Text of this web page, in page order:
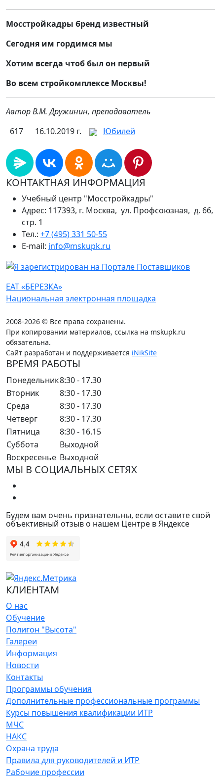
Мосстройкадры бренд известный
Сегодня им гордимся мы
Хотим всегда чтоб был он первый
Во всем стройкомплексе Москвы!
Автор В.М. Дружинин, преподаватель
617
16.10.2019 г. Юбилей
КОНТАКТНАЯ ИНФОРМАЦИЯ
Учебный центр "Мосстройкадры"
Адрес: 117393, г. Москва, ул. Профсоюзная, д. 66,
стр. 1
Тел.: +7 (495) 331 50-55
E-mail: info@mskupk.ru
ЕАТ «БЕРЕЗКА»
Национальная электронная площадка
2008-2026 © Все права сохранены.
При копировании материалов, ссылка на mskupk.ru
обязательна.
Сайт разработан и поддерживается iNikSite
ВРЕМЯ РАБОТЫ
Понедельник8:30 - 17.30
Вторник
8:30 - 17.30
Среда
8:30 - 17.30
Четверг
8:30 - 17.30
Пятница
8:30 - 16.15
Суббота
Выходной
Воскресенье Выходной
МЫ В СОЦИАЛЬНЫХ СЕТЯХ
Будем вам очень признательны, если оставите свой
объективный отзыв о нашем Центре в Яндексе
КЛИЕНТАМ
О нас
Обучение
Полигон "Высота"
Галереи
Информация
Новости
Контакты
Программы обучения
Дополнительные профессиональные программы
Курсы повышения квалификации ИТР
МЧС
НАКС
Охрана труда
Правила для руководителей и ИТР
Рабочие профессии